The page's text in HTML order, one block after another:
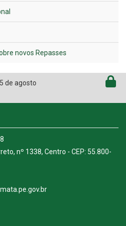
novos Repasses
de agosto
nº 1338, Centro - CEP: 55.800-